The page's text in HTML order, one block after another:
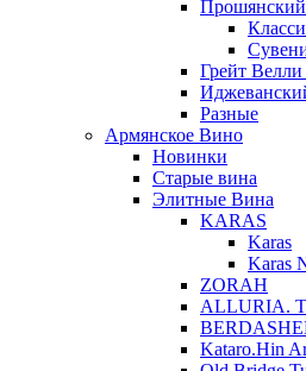
Грейт
Разные
Армянское Вино
Новинки
Старые вина
Элитные Вина
KARAS
Karas
Karas
ZORAH
ALLURIA.
Kataro.Hin